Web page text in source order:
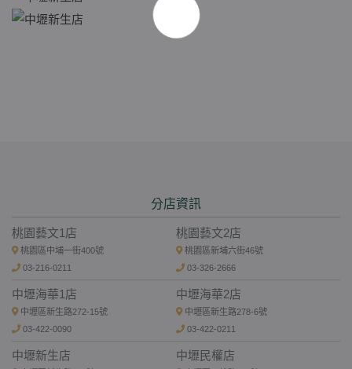
分店資訊
桃園藝文1店
桃園區中埔一街400號
03-216-0211
桃園藝文2店
桃園區新埔六街46號
03-326-2666
中壢海華1店
中壢區新生路272-15號
03-422-0090
中壢海華2店
中壢區新生路278-6號
03-422-0211
中壢新生店 中壢民權店